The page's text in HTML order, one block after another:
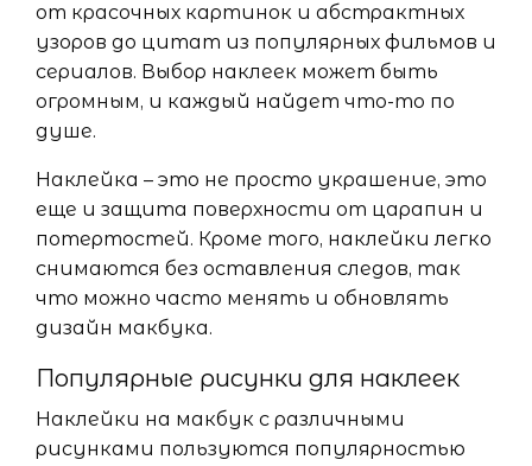
от красочных картинок и абстрактных
узоров до цитат из популярных фильмов и
сериалов. Выбор наклеек может быть
огромным, и каждый найдет что-то по
душе.
Наклейка – это не просто украшение, это
еще и защита поверхности от царапин и
потертостей. Кроме того, наклейки легко
снимаются без оставления следов, так
что можно часто менять и обновлять
дизайн макбука.
Популярные рисунки для наклеек
Наклейки на макбук с различными
рисунками пользуются популярностью